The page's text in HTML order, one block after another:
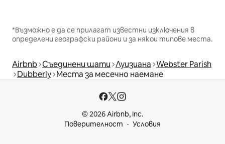
*Възможно е да се прилагат известни изключения в
определени географски райони и за някои типове места.
Airbnb Съединени щати Луизиана Webster Parish
Dubberly Места за месечно наемане
© 2026 Airbnb, Inc.
Поверителност
Условия